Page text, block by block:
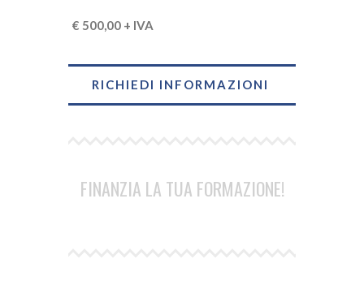
€ 500,00 + IVA
RICHIEDI INFORMAZIONI
FINANZIA LA TUA FORMAZIONE!